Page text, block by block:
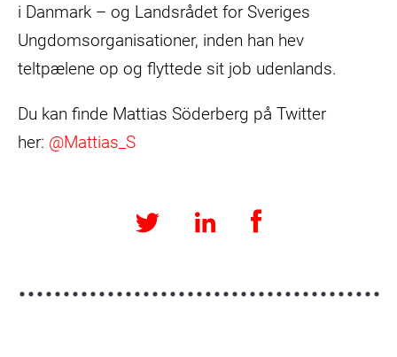
i Danmark – og Landsrådet for Sveriges
Ungdomsorganisationer, inden han hev
teltpælene op og flyttede sit job udenlands.
Du kan finde Mattias Söderberg på Twitter
her: @Mattias_S
Twitter LinkedInFacebook